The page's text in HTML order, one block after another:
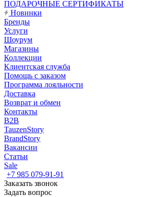
ПОДАРОЧНЫЕ СЕРТИФИКАТЫ
Новинки
Бренды
Услуги
Шоурум
Магазины
Коллекции
Клиентская служба
Помощь с заказом
Программа лояльности
Доставка
Возврат и обмен
Контакты
B2B
TauzenStory
BrandStory
Вакансии
Статьи
Sale
+7 985 079-91-91
Заказать звонок
Задать вопрос